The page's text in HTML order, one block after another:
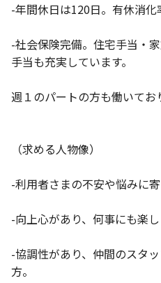
-年間休日は120日。有休消化
-社会保険完備。住宅手当・
手当も充実しています。
週１のパートの方も働いてお
（求める人物像）
-利用者さまの不安や悩みに
-向上心があり、何事にも楽し
-協調性があり、仲間のスタ
方。